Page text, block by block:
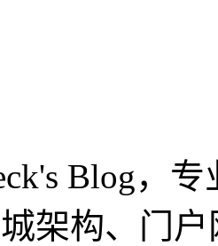
Blog，
架构、门